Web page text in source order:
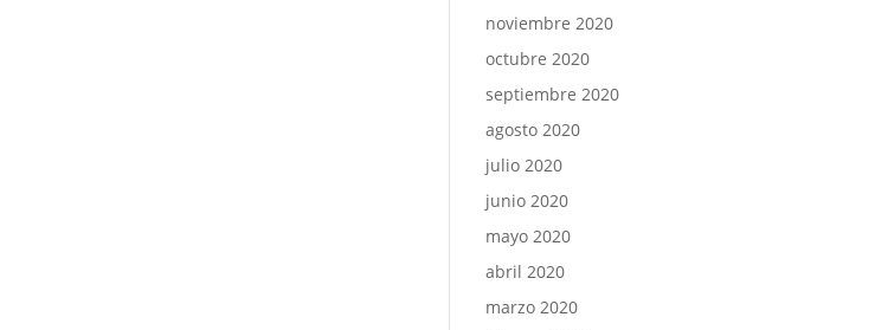
noviembre 2020
octubre 2020
septiembre 2020
agosto 2020
julio 2020
junio 2020
mayo 2020
abril 2020
marzo 2020